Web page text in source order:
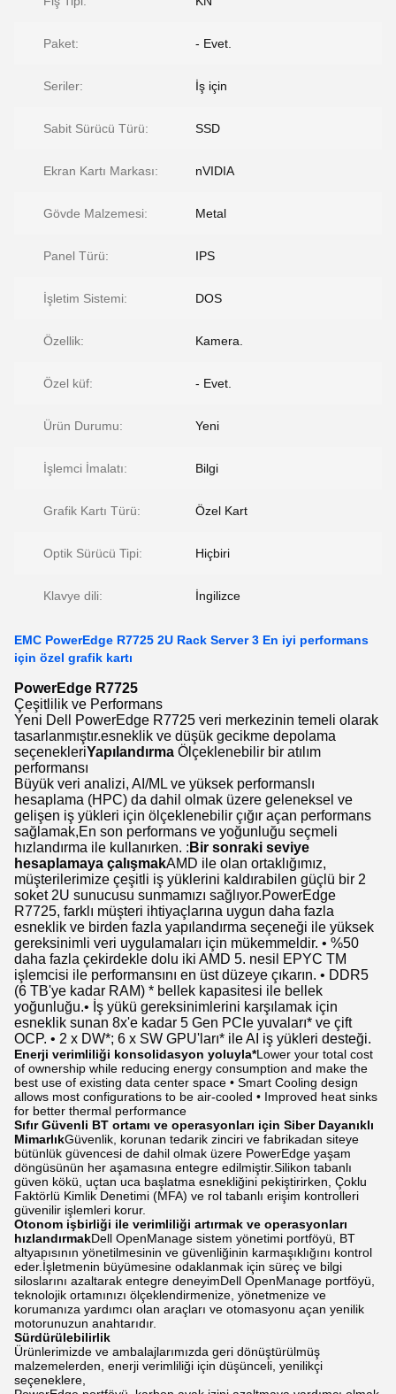
Paket: - Evet.
Seriler: İş için
Sabit Sürücü Türü: SSD
Ekran Kartı Markası: nVIDIA
Gövde Malzemesi: Metal
Panel Türü: IPS
İşletim Sistemi: DOS
Özellik: Kamera.
Özel küf: - Evet.
Ürün Durumu: Yeni
İşlemci İmalatı: Bilgi
Grafik Kartı Türü: Özel Kart
Optik Sürücü Tipi: Hiçbiri
Klavye dili: İngilizce
EMC PowerEdge R7725 2U Rack Server 3 En iyi performans
için özel grafik kartı
PowerEdge R7725
Çeşitlilik ve Performans
Yeni Dell PowerEdge R7725 veri merkezinin temeli olarak
tasarlanmıştır.esneklik ve düşük gecikme depolama
seçenekleriYapılandırma Ölçeklenebilir bir atılım
performansı
Büyük veri analizi, AI/ML ve yüksek performanslı
hesaplama (HPC) da dahil olmak üzere geleneksel ve
gelişen iş yükleri için ölçeklenebilir çığır açan performans
sağlamak,En son performans ve yoğunluğu seçmeli
hızlandırma ile kullanırken. : Bir sonraki seviye
hesaplamaya çalışmakAMD ile olan ortaklığımız,
müşterilerimize çeşitli iş yüklerini kaldırabilen güçlü bir 2
soket 2U sunucusu sunmamızı sağlıyor.PowerEdge
R7725, farklı müşteri ihtiyaçlarına uygun daha fazla
esneklik ve birden fazla yapılandırma seçeneği ile yüksek
gereksinimli veri uygulamaları için mükemmeldir. • %50
daha fazla çekirdekle dolu iki AMD 5. nesil EPYC TM
işlemcisi ile performansını en üst düzeye çıkarın. • DDR5
(6 TB'ye kadar RAM) * bellek kapasitesi ile bellek
yoğunluğu.• İş yükü gereksinimlerini karşılamak için
esneklik sunan 8x'e kadar 5 Gen PCIe yuvaları* ve çift
OCP. • 2 x DW*; 6 x SW GPU'ları* ile AI iş yükleri desteği.
Enerji verimliliği konsolidasyon yoluyla*Lower your total cost
of ownership while reducing energy consumption and make the
best use of existing data center space • Smart Cooling design
allows most configurations to be air-cooled • Improved heat sinks
for better thermal performance
Sıfır Güvenli BT ortamı ve operasyonları için Siber Dayanıklı
MimarlıkGüvenlik, korunan tedarik zinciri ve fabrikadan siteye
bütünlük güvencesi de dahil olmak üzere PowerEdge yaşam
döngüsünün her aşamasına entegre edilmiştir.Silikon tabanlı
güven kökü, uçtan uca başlatma esnekliğini pekiştirirken, Çoklu
Faktörlü Kimlik Denetimi (MFA) ve rol tabanlı erişim kontrolleri
güvenilir işlemleri korur.
Otonom işbirliği ile verimliliği artırmak ve operasyonları
hızlandırmakDell OpenManage sistem yönetimi portföyü, BT
altyapısının yönetilmesinin ve güvenliğinin karmaşıklığını kontrol
eder.İşletmenin büyümesine odaklanmak için süreç ve bilgi
siloslarını azaltarak entegre deneyimDell OpenManage portföyü,
teknolojik ortamınızı ölçeklendirmenize, yönetmenize ve
korumanıza yardımcı olan araçları ve otomasyonu açan yenilik
motorunuzun anahtarıdır.
Sürdürülebilirlik
Ürünlerimizde ve ambalajlarımızda geri dönüştürülmüş
malzemelerden, enerji verimliliği için düşünceli, yenilikçi
seçeneklere,